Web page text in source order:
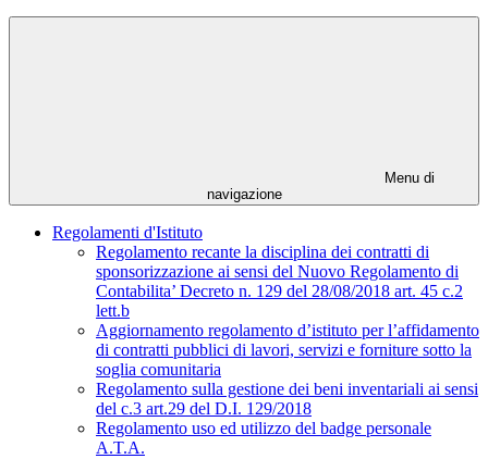
Menu di
navigazione
Regolamenti d'Istituto
Regolamento recante la disciplina dei contratti di
sponsorizzazione ai sensi del Nuovo Regolamento di
Contabilita’ Decreto n. 129 del 28/08/2018 art. 45 c.2
lett.b
Aggiornamento regolamento d’istituto per l’affidamento
di contratti pubblici di lavori, servizi e forniture sotto la
soglia comunitaria
Regolamento sulla gestione dei beni inventariali ai sensi
del c.3 art.29 del D.I. 129/2018
Regolamento uso ed utilizzo del badge personale
A.T.A.